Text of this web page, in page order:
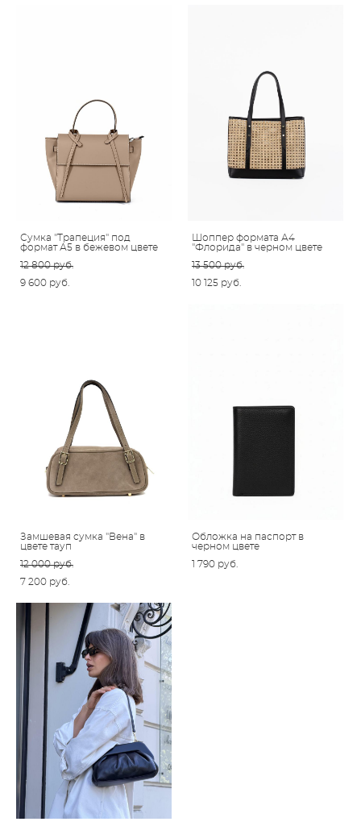
Сумка "Трапеция" под
формат А5 в бежевом цвете
12 800 pуб.
9 600 pуб.
Шоппер формата А4
"Флорида" в черном цвете
13 500 pуб.
10 125 pуб.
Замшевая сумка "Вена" в
цвете тауп
12 000 pуб.
7 200 pуб.
Обложка на паспорт в
черном цвете
1 790 pуб.